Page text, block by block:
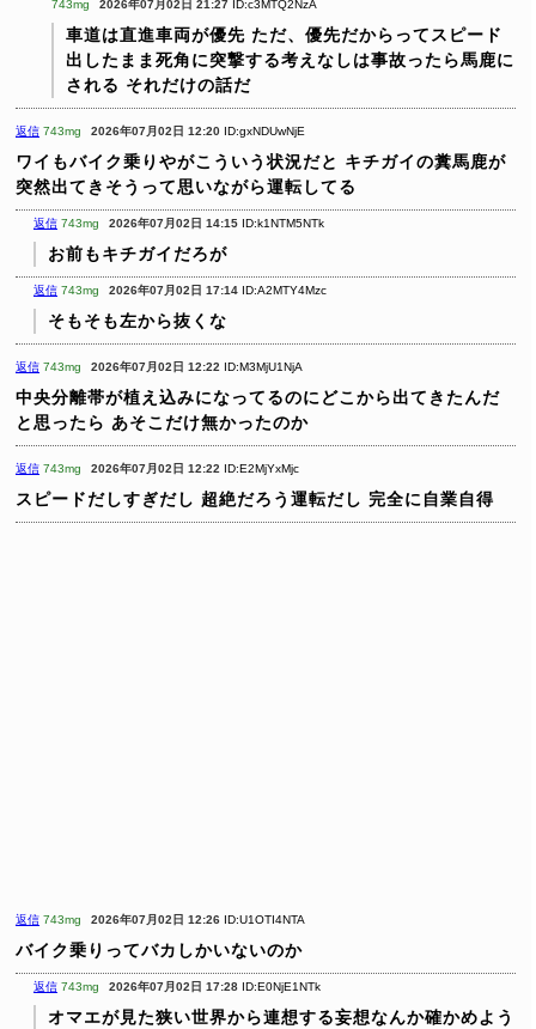
743mg 2026年07月02日 21:27 ID:c3MTQ2NzA
車道は直進車両が優先 ただ、優先だからってスピード
出したまま死角に突撃する考えなしは事故ったら馬鹿に
される それだけの話だ
返信 743mg 2026年07月02日 12:20 ID:gxNDUwNjE
ワイもバイク乗りやがこういう状況だと キチガイの糞馬鹿が
突然出てきそうって思いながら運転してる
返信 743mg 2026年07月02日 14:15 ID:k1NTM5NTk
お前もキチガイだろが
返信 743mg 2026年07月02日 17:14 ID:A2MTY4Mzc
そもそも左から抜くな
返信 743mg 2026年07月02日 12:22 ID:M3MjU1NjA
中央分離帯が植え込みになってるのにどこから出てきたんだ
と思ったら あそこだけ無かったのか
返信 743mg 2026年07月02日 12:22 ID:E2MjYxMjc
スピードだしすぎだし 超絶だろう運転だし 完全に自業自得
返信 743mg 2026年07月02日 12:26 ID:U1OTI4NTA
バイク乗りってバカしかいないのか
返信 743mg 2026年07月02日 17:28 ID:E0NjE1NTk
オマエが見た狭い世界から連想する妄想なんか確かめよう